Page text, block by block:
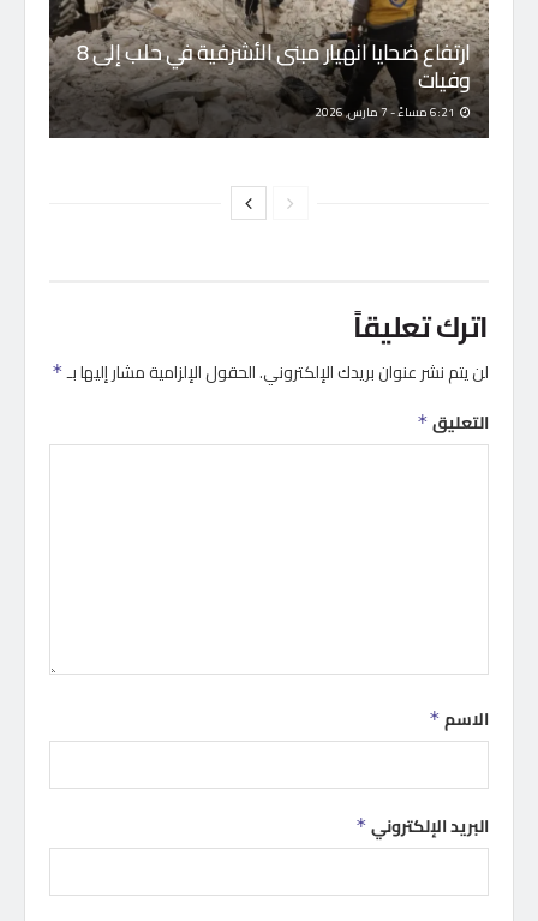
ارتفاع ضحايا انهيار مبنى الأشرفية في حلب إلى 8
وفيات
اترك تعليقاً
لن يتم نشر عنوان بريدك الإلكتروني.الحقول الإلزامية مشار إليها بـ *
التعليق *
الاسم *
البريد الإلكتروني *